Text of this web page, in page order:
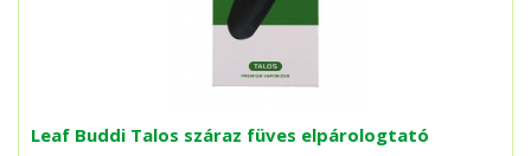
Leaf Buddi Talos száraz füves elpárologtató